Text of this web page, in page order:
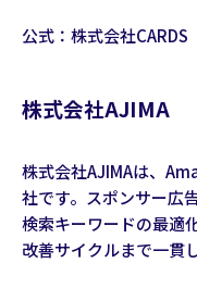
公式： 株式会社CARDS
株式会社AJIMA
株式会社AJIMAは、
社です。スポンサー広
検索キーワードの最適
改善サイクルまで一貫